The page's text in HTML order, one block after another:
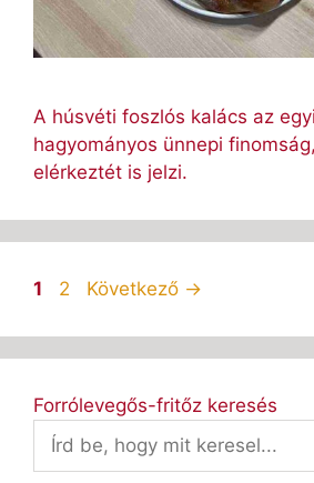
A húsvéti foszlós kalács az
hagyományos ünnepi
elérkeztét is jelzi.
Oldal
1 Oldal
2 Következő →
Forrólevegős-fritőz keresés